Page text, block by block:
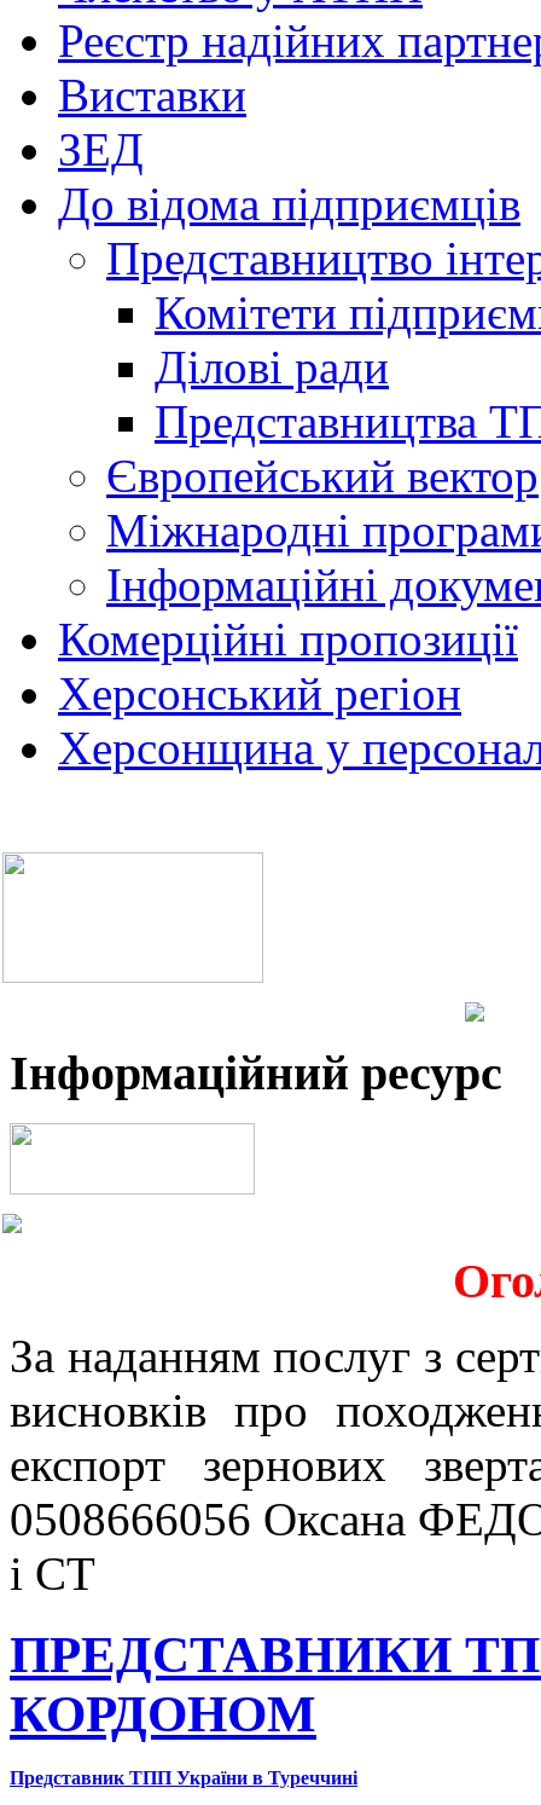
Реєстр надійних
Виставки
ЗЕД
До відома підприємців
Представництво
Комітети
Ділові ради
Представництва
Європейський вектор
Міжнародні
Інформаційні
Комерційні пропозиції
Херсонський регіон
Херсонщина у
Інформаційний ресурс
За наданням послуг з
висновків про
експорт зернових
0508666056 Оксана
і СТ
ПРЕДСТАВНИКИ
КОРДОНОМ
Представник ТПП України в Туреччині